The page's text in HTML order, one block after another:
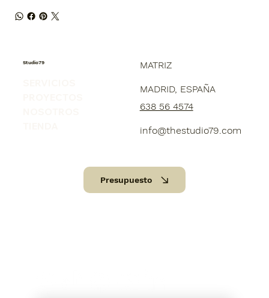
Studio79 MATRIZ
MADRID, ESPAÑA
638 56 4574
info@thestudio79.com
Presupuesto